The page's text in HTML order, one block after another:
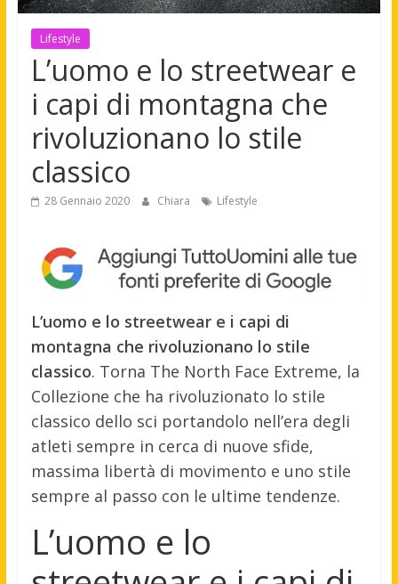
Lifestyle
L’uomo e lo streetwear e
i capi di montagna che
rivoluzionano lo stile
classico
28 Gennaio 2020 Chiara Lifestyle
L’uomo e lo streetwear e i capi di
montagna che rivoluzionano lo stile
classico. Torna The North Face Extreme, la
Collezione che ha rivoluzionato lo stile
classico dello sci portandolo nell’era degli
atleti sempre in cerca di nuove sfide,
massima libertà di movimento e uno stile
sempre al passo con le ultime tendenze.
L’uomo e lo